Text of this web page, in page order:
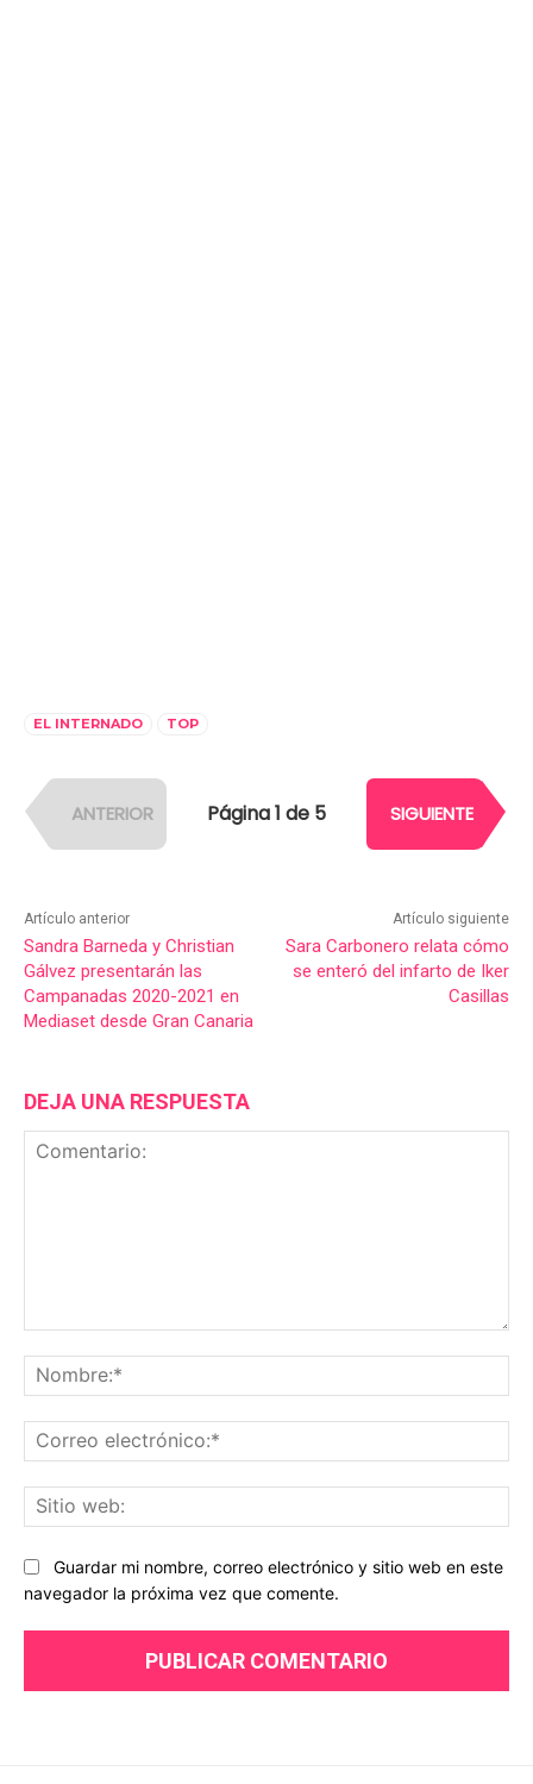
EL INTERNADO TOP
ANTERIOR Página 1 de 5 SIGUIENTE
Artículo anterior
Sandra Barneda y Christian
Gálvez presentarán las
Campanadas 2020-2021 en
Mediaset desde Gran Canaria
Artículo siguiente
Sara Carbonero relata cómo
se enteró del infarto de Iker
Casillas
DEJA UNA RESPUESTA
Guardar mi nombre, correo electrónico y sitio web en este
navegador la próxima vez que comente.